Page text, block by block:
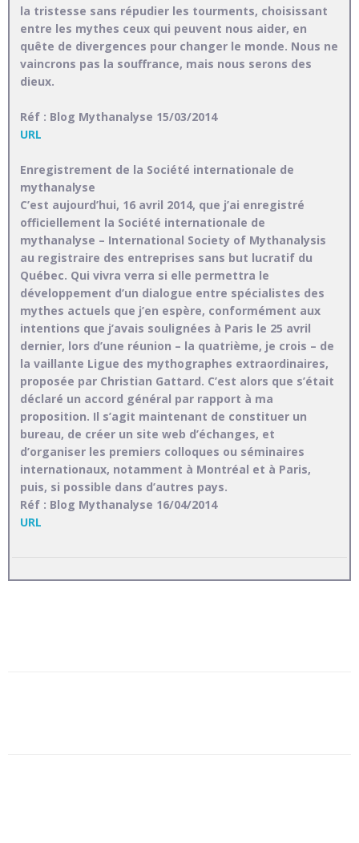
la tristesse sans répudier les tourments, choisissant
entre les mythes ceux qui peuvent nous aider, en
quête de divergences pour changer le monde. Nous ne
vaincrons pas la souffrance, mais nous serons des
dieux.
Réf : Blog Mythanalyse 15/03/2014
URL
Enregistrement de la Société internationale de
mythanalyse
C’est aujourd’hui, 16 avril 2014, que j’ai enregistré
officiellement la Société internationale de
mythanalyse – International Society of Mythanalysis
au registraire des entreprises sans but lucratif du
Québec. Qui vivra verra si elle permettra le
développement d’un dialogue entre spécialistes des
mythes actuels que j’en espère, conformément aux
intentions que j’avais soulignées à Paris le 25 avril
dernier, lors d’une réunion – la quatrième, je crois – de
la vaillante Ligue des mythographes extraordinaires,
proposée par Christian Gattard. C’est alors que s’était
déclaré un accord général par rapport à ma
proposition. Il s’agit maintenant de constituer un
bureau, de créer un site web d’échanges, et
d’organiser les premiers colloques ou séminaires
internationaux, notamment à Montréal et à Paris,
puis, si possible dans d’autres pays.
Réf : Blog Mythanalyse 16/04/2014
URL